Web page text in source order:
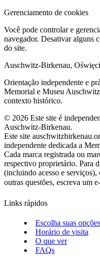
Gerenciamento de cookies
Você pode controlar e
navegador. Desativar alguns
do site.
Auschwitz-Birkenau,
Orientação independente e
Memorial e Museu
contexto histórico.
© 2026 Este site é
Auschwitz-Birkenau.
Este site
independente dedicada a
Cada marca registrada ou
respectivo proprietário. Para
(incluindo acesso e
outras questões, escreva um
Links rápidos
Escolha suas
Horário de visita
O que ver
FAQs